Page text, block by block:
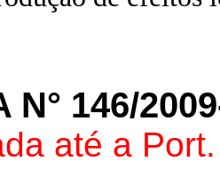
N° 146/
até a